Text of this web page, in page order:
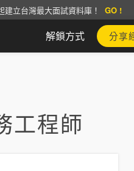
立台灣最大面試資料庫！ GO !
解鎖方式 分享
工程師